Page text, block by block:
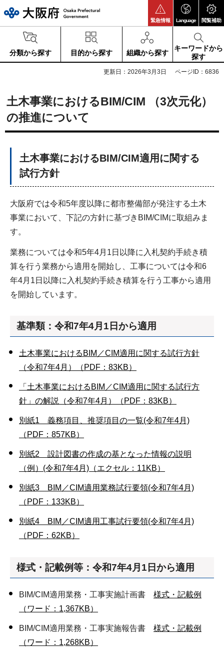
緊急情報 Language 閲覧補助
分類から探す 目的から探す 組織から探す
キーワードから
探す
更新日：2026年3月3日 ページID：6836
土木事業におけるBIM/CIM （3次元化）
の推進について
土木事業におけるBIM/CIM適用に関する
試行方針
大阪府では令和5年度以降に都市整備部が発注する土木
事業において、下記の方針に基づきBIM/CIMに取組みま
す。
業務については令和5年4月1日以降に入札契約手続き積
算を行う業務から適用を開始し、工事については令和6
年4月1日以降に入札契約手続き積算を行う工事から適用
を開始しています。
基準類：令和7年4月1日から適用
土木事業におけるBIM／CIM適用に関する試行方針
（令和7年4月）（PDF：83KB）
「土木事業におけるBIM／CIM適用に関する試行方
針」の解説（令和7年4月）（PDF：83KB）
別紙1 義務項目、推奨項目の一覧(令和7年4月)
（PDF：857KB）
別紙2 設計図書の作成の基となった情報の説明
（例）(令和7年4月)（エクセル：11KB）
別紙3 BIM／CIM適用業務試行要領(令和7年4月)
（PDF：133KB）
別紙4 BIM／CIM適用工事試行要領(令和7年4月)
（PDF：62KB）
様式・記載例等：令和7年4月1日から適用
BIM/CIM適用業務・工事実施計画書 様式・記載例
（ワード：1,367KB）
BIM/CIM適用業務・工事実施報告書 様式・記載例
（ワード：1,268KB）